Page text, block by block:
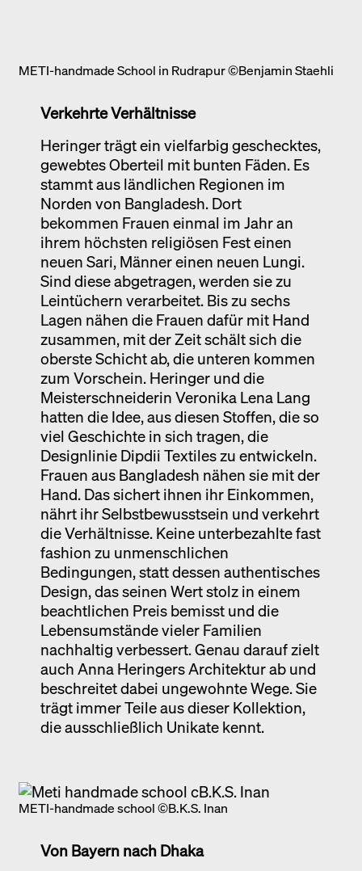
METI-handmade School in Rudrapur ©Benjamin Staehli
Verkehrte Verhältnisse
Heringer trägt ein vielfarbig geschecktes,
gewebtes Oberteil mit bunten Fäden. Es
stammt aus ländlichen Regionen im
Norden von Bangladesh. Dort
bekommen Frauen einmal im Jahr an
ihrem höchsten religiösen Fest einen
neuen Sari, Männer einen neuen Lungi.
Sind diese abgetragen, werden sie zu
Leintüchern verarbeitet. Bis zu sechs
Lagen nähen die Frauen dafür mit Hand
zusammen, mit der Zeit schält sich die
oberste Schicht ab, die unteren kommen
zum Vorschein. Heringer und die
Meisterschneiderin Veronika Lena Lang
hatten die Idee, aus diesen Stoffen, die so
viel Geschichte in sich tragen, die
Designlinie Dipdii Textiles zu entwickeln.
Frauen aus Bangladesh nähen sie mit der
Hand. Das sichert ihnen ihr Einkommen,
nährt ihr Selbstbewusstsein und verkehrt
die Verhältnisse. Keine unterbezahlte fast
fashion zu unmenschlichen
Bedingungen, statt dessen authentisches
Design, das seinen Wert stolz in einem
beachtlichen Preis bemisst und die
Lebensumstände vieler Familien
nachhaltig verbessert. Genau darauf zielt
auch Anna Heringers Architektur ab und
beschreitet dabei ungewohnte Wege. Sie
trägt immer Teile aus dieser Kollektion,
die ausschließlich Unikate kennt.
METI-handmade school ©B.K.S. Inan
Von Bayern nach Dhaka